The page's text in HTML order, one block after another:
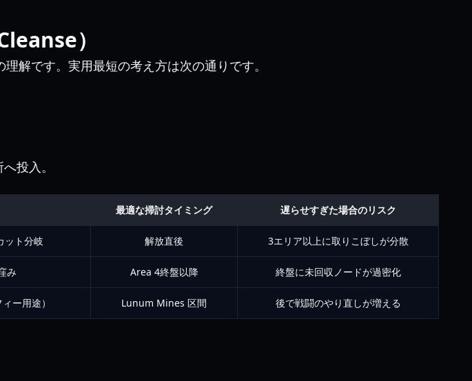
）
解です。実用最短の考え方は次の通りです。
投入。
最適な掃討タイミング 遅らせすぎた場合のリスク
ット分岐 解放直後 3エリア以上に取りこぼしが分散
み Area 4終盤以降 終盤に未回収ノードが過密化
ー用途） Lunum Mines 区間 後で戦闘のやり直しが増える